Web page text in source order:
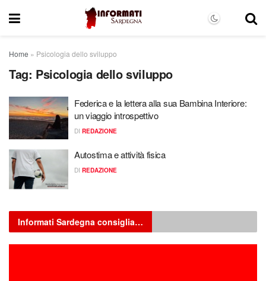
Home » Psicologia dello sviluppo
Tag: Psicologia dello sviluppo
Federica e la lettera alla sua Bambina Interiore:
un viaggio introspettivo
DI REDAZIONE
Autostima e attività fisica
DI REDAZIONE
Informati Sardegna consiglia…